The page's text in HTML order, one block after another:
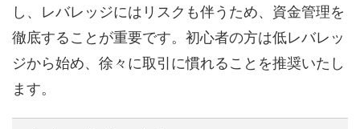
し、レバレッジにはリスクも伴うため、資金管理を
徹底することが重要です。初心者の方は低レバレッ
ジから始め、徐々に取引に慣れることを推奨いたし
ます。